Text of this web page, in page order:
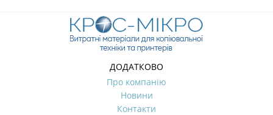
ДОДАТКОВО
Про компанію
Новини
Контакти